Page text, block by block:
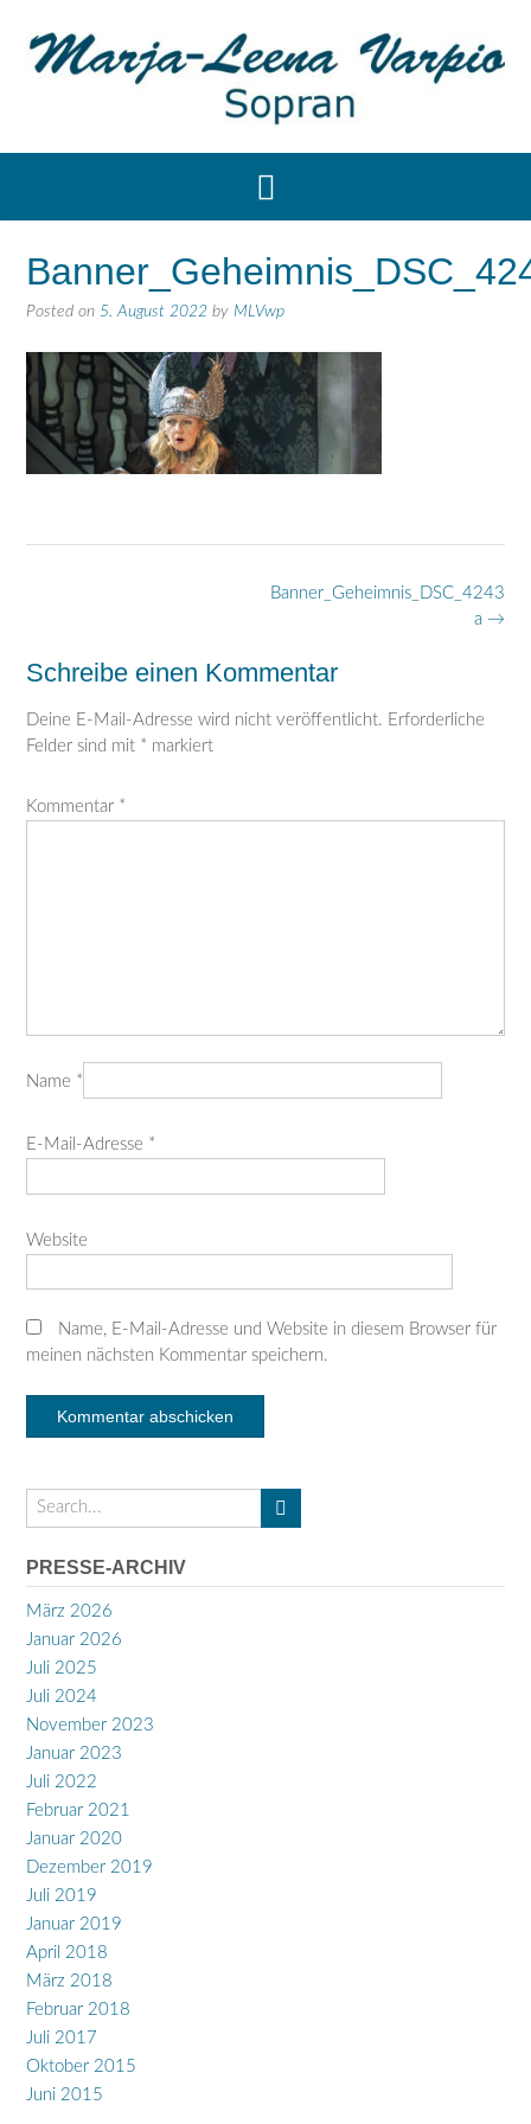
Posted on 5. August 2022 by MLVwp
Banner_Geheimnis_DSC_4243
a →
Schreibe einen Kommentar
Deine E-Mail-Adresse wird nicht veröffentlicht. Erforderliche
Felder sind mit * markiert
Kommentar *
Name *
E-Mail-Adresse *
Website
Name, E-Mail-Adresse und Website in diesem Browser für
meinen nächsten Kommentar speichern.
PRESSE-ARCHIV
März 2026
Januar 2026
Juli 2025
Juli 2024
November 2023
Januar 2023
Juli 2022
Februar 2021
Januar 2020
Dezember 2019
Juli 2019
Januar 2019
April 2018
März 2018
Februar 2018
Juli 2017
Oktober 2015
Juni 2015